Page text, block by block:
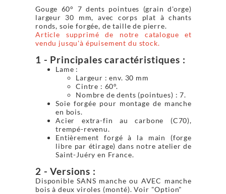
Gouge 60° 7 dents pointues (grain d'orge)
largeur 30 mm, avec corps plat à chants
ronds, soie forgée, de taille de pierre.
Article supprimé de notre catalogue et
vendu jusqu'à épuisement du stock.
1 - Principales caractéristiques :
Lame :
Largeur : env. 30 mm
Cintre : 60°.
Nombre de dents (pointues) : 7.
Soie forgée pour montage de manche
en bois.
Acier extra-fin au carbone (C70),
trempé-revenu.
Entièrement forgé à la main (forge
libre par étirage) dans notre atelier de
Saint-Juéry en France.
2 - Versions :
Disponible SANS manche ou AVEC manche
bois à deux viroles (monté). Voir "Option"